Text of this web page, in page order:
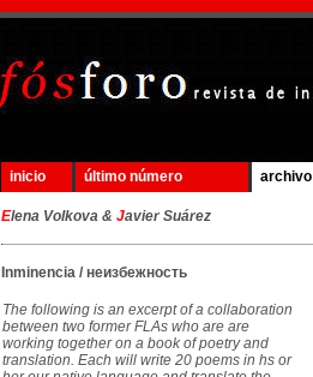
inicio último número archivo
Elena Volkova & Javier Suárez
Inminencia / неизбежность
The following is an excerpt of a collaboration
between two former FLAs who are are
working together on a book of poetry and
translation. Each will write 20 poems in hs or